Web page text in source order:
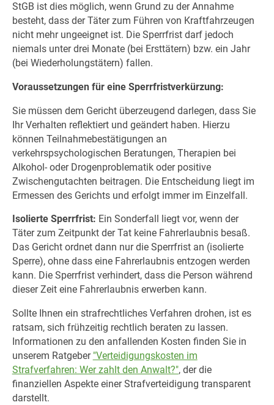
StGB ist dies möglich, wenn Grund zu der Annahme
besteht, dass der Täter zum Führen von Kraftfahrzeugen
nicht mehr ungeeignet ist. Die Sperrfrist darf jedoch
niemals unter drei Monate (bei Ersttätern) bzw. ein Jahr
(bei Wiederholungstätern) fallen.
Voraussetzungen für eine Sperrfristverkürzung:
Sie müssen dem Gericht überzeugend darlegen, dass Sie
Ihr Verhalten reflektiert und geändert haben. Hierzu
können Teilnahmebestätigungen an
verkehrspsychologischen Beratungen, Therapien bei
Alkohol- oder Drogenproblematik oder positive
Zwischengutachten beitragen. Die Entscheidung liegt im
Ermessen des Gerichts und erfolgt immer im Einzelfall.
Isolierte Sperrfrist: Ein Sonderfall liegt vor, wenn der
Täter zum Zeitpunkt der Tat keine Fahrerlaubnis besaß.
Das Gericht ordnet dann nur die Sperrfrist an (isolierte
Sperre), ohne dass eine Fahrerlaubnis entzogen werden
kann. Die Sperrfrist verhindert, dass die Person während
dieser Zeit eine Fahrerlaubnis erwerben kann.
Sollte Ihnen ein strafrechtliches Verfahren drohen, ist es
ratsam, sich frühzeitig rechtlich beraten zu lassen.
Informationen zu den anfallenden Kosten finden Sie in
unserem Ratgeber "Verteidigungskosten im
Strafverfahren: Wer zahlt den Anwalt?", der die
finanziellen Aspekte einer Strafverteidigung transparent
darstellt.